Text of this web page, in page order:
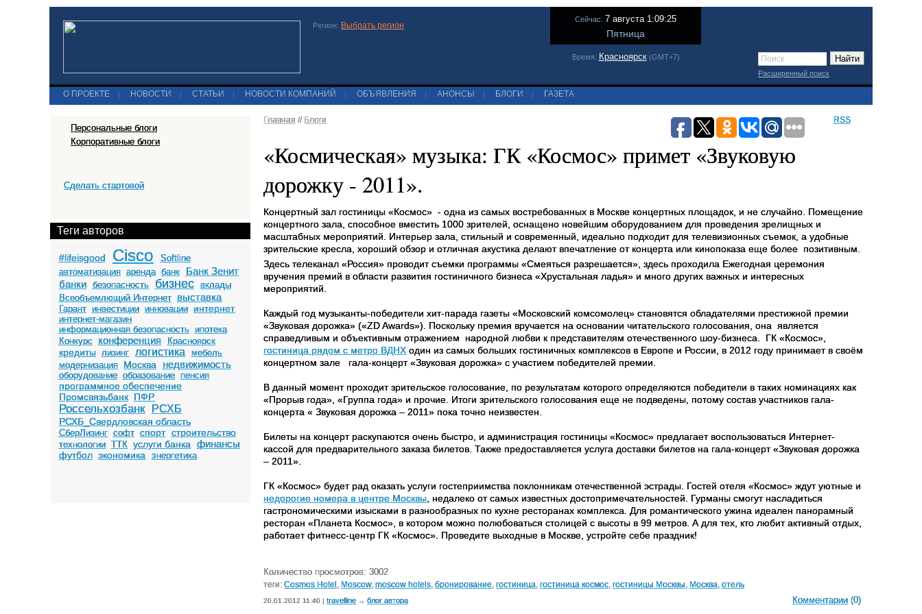
Регион: Выбрать регион
Сейчас: 7 августа 1:09:25
Пятница
Время: Красноярск(GMT+7)
Расширенный поиск
О ПРОЕКТЕ НОВОСТИ СТАТЬИ НОВОСТИ КОМПАНИЙ ОБЪЯВЛЕНИЯ АНОНСЫ БЛОГИ ГАЗЕТА
Персональные блоги
Корпоративные блоги
Сделать стартовой
Теги авторов
#lifeisgood Cisco
Softline
автоматизация аренда банк
Банк Зенит
банки безопасность бизнес
вклады
Всеобъемлющий Интернет
выставка
Гарант инвестиции инновации интернет
интернет-магазин
информационная безопасность ипотека
Конкурс
конференция Красноярск
кредиты лизинг логистика
мебель
модернизация
Москва недвижимость
оборудование образование пенсия
программное обеспечение
Промсвязьбанк ПФР
Россельхозбанк РСХБ
РСХБ_Свердловская область
СберЛизинг софт спорт строительство
технологии ТТК услуги банка финансы
футбол экономика энергетика
Главная // Блоги RSS
«Космическая» музыка: ГК «Космос» примет «Звуковую
дорожку - 2011».
Концертный зал гостиницы «Космос» - одна из самых востребованных в Москве концертных площадок, и не случайно. Помещение
концертного зала, способное вместить 1000 зрителей, оснащено новейшим оборудованием для проведения зрелищных и
масштабных мероприятий. Интерьер зала, стильный и современный, идеально подходит для телевизионных съемок, а удобные
зрительские кресла, хороший обзор и отличная акустика делают впечатление от концерта или кинопоказа еще более позитивным.
Здесь телеканал «Россия» проводит съемки программы «Смеяться разрешается», здесь проходила Ежегодная церемония
вручения премий в области развития гостиничного бизнеса «Хрустальная ладья» и много других важных и интересных
мероприятий.
Каждый год музыканты-победители хит-парада газеты «Московский комсомолец» становятся обладателями престижной премии
«Звуковая дорожка» («ZD Awards»). Поскольку премия вручается на основании читательского голосования, она является
справедливым и объективным отражением
народной любви к представителям отечественного шоу-бизнеса.
ГК «Космос»,
гостиница рядом с метро ВДНХ один из самых больших гостиничных комплексов в Европе и России, в 2012 году принимает в своём
концертном зале
гала-концерт «Звуковая дорожка» с участием победителей премии.
В данный момент проходит зрительское голосование, по результатам которого определяются победители в таких номинациях как
«Прорыв года», «Группа года» и прочие. Итоги зрительского голосования еще не подведены, потому состав участников гала-
концерта « Звуковая дорожка – 2011» пока точно неизвестен.
Билеты на концерт раскупаются очень быстро, и администрация гостиницы «Космос» предлагает воспользоваться Интернет-
кассой для предварительного заказа билетов. Также предоставляется услуга доставки билетов на гала-концерт «Звуковая дорожка
– 2011».
ГК «Космос» будет рад оказать услуги гостеприимства поклонникам отечественной эстрады. Гостей отеля «Космос» ждут уютные и
недорогие номера в центре Москвы , недалеко от самых известных достопримечательностей. Гурманы смогут насладиться
гастрономическими изысками в разнообразных по кухне ресторанах комплекса. Для романтического ужина идеален панорамный
ресторан «Планета Космос», в котором можно полюбоваться столицей с высоты в 99 метров. А для тех, кто любит активный отдых,
работает фитнесс-центр ГК «Космос». Проведите выходные в Москве, устройте себе праздник!
Количество просмотров: 3002
теги: Cosmos Hotel Moscow, moscow hotels бронирование гостиница гостиница космос гостиницы Москвы Москва отель
20.01.2012 11:40 | travelline → блог автора Комментарии (0)